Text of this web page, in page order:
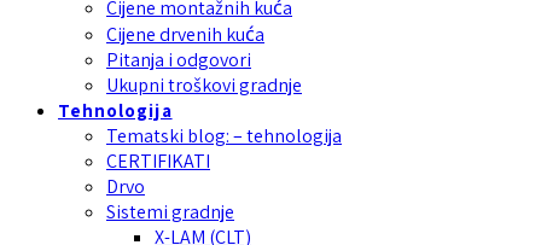
Cijene montažnih kuća
Cijene drvenih kuća
Pitanja i odgovori
Ukupni troškovi gradnje
Tehnologija
Tematski blog: – tehnologija
CERTIFIKATI
Drvo
Sistemi gradnje
X-LAM (CLT)